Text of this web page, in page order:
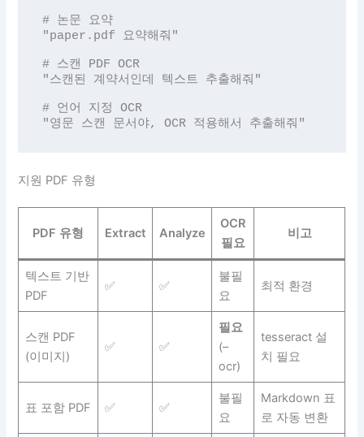
# 논문 요약
"paper.pdf 요약해줘"
# 스캔 PDF OCR
"스캔된 계약서인데 텍스트 추출해줘"
# 언어 지정 OCR
"영문 스캔 문서야, OCR 적용해서 추출해줘"
지원 PDF 유형
PDF 유형 Extract Analyze
OCR
필요
비고
텍스트 기반
PDF
✅ ✅
불필
요
최적 환경
스캔 PDF
(이미지)
✅ ✅
필요
(–
ocr)
tesseract 설
치 필요
표 포함 PDF ✅ ✅
불필
요
Markdown 표
로 자동 변환